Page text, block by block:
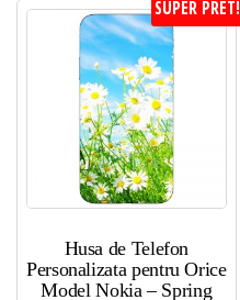
SUPER PRET!
Husa de Telefon
Personalizata pentru Orice
Model Nokia – Spring